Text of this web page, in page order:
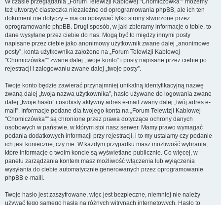
W czasie przeglądania „Forum Telewizji Kablowej "Chomiczówka"” możemy
też utworzyć ciasteczka niezależne od oprogramowania phpBB, ale ich ten
dokument nie dotyczy – ma on opisywać tylko strony stworzone przez
oprogramowanie phpBB. Drugi sposób, w jaki zbieramy informacje o tobie, to
dane wysyłane przez ciebie do nas. Mogą być to między innymi posty
napisane przez ciebie jako anonimowy użytkownik zwane dalej „anonimowe
posty”, konta użytkownika założone na „Forum Telewizji Kablowej
"Chomiczówka"” zwane dalej „twoje konto” i posty napisane przez ciebie po
rejestracji i zalogowaniu zwane dalej „twoje posty”.
Twoje konto będzie zawierać przynajmniej unikalną identyfikacyjną nazwę
zwaną dalej „twoja nazwa użytkownika”, hasło używane do logowania zwane
dalej „twoje hasło” i osobisty aktywny adres e-mail zwany dalej „twój adres e-
mail”. Informacje podane dla twojego konta na „Forum Telewizji Kablowej
"Chomiczówka"” są chronione przez prawa dotyczące ochrony danych
osobowych w państwie, w którym stoi nasz serwer. Mamy prawo wymagać
podania dodatkowych informacji przy rejestracji, i to my ustalamy czy podanie
ich jest konieczne, czy nie. W każdym przypadku masz możliwość wybrania,
które informacje o twoim koncie są wyświetlane publicznie. Co więcej, w
panelu zarządzania kontem masz możliwość włączenia lub wyłączenia
wysyłania do ciebie automatycznie generowanych przez oprogramowanie
phpBB e-maili.
Twoje hasło jest zaszyfrowane, więc jest bezpieczne, niemniej nie należy
używać tego samego hasła na różnych witrynach internetowych. Hasło to